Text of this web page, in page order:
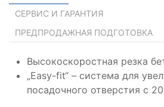
СЕРВИС И ГАРАНТИЯ
ПРЕДПРОДАЖНАЯ ПОДГОТОВКА
Высокоскоростная резка
„Easy-fit“ – система для
посадочного отверстия с